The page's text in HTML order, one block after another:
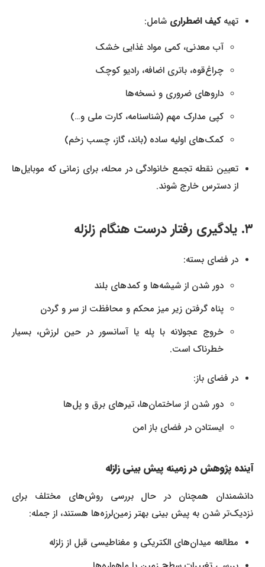
تهیهکیف اضطراریشامل:
آب معدنی، کمی مواد غذایی خشک
چراغ‌قوه، باتری اضافه، رادیو کوچک
داروهای ضروری و نسخه‌ها
کپی مدارک مهم (شناسنامه، کارت ملی و…)
کمک‌های اولیه ساده (باند، گاز، چسب زخم)
تعیین نقطه تجمع خانوادگی در محله، برای زمانی که موبایل‌ها
از دسترس خارج شوند.
در فضای بسته:
دور شدن از شیشه‌ها و کمدهای بلند
پناه گرفتن زیر میز محکم و محافظت از سر و گردن
خروج عجولانه با پله یا آسانسور در حین لرزش، بسیار
خطرناک است.
در فضای باز:
دور شدن از ساختمان‌ها، تیرهای برق و پل‌ها
ایستادن در فضای باز امن
آینده پژوهش در زمینه پیش‌ بینی زلزله
دانشمندان همچنان در حال بررسی روش‌های مختلف برای
نزدیک‌تر شدن به پیش‌ بینی بهتر زمین‌لرزه‌ها هستند، از جمله:
مطالعه میدان‌های الکتریکی و مغناطیسی قبل از زلزله